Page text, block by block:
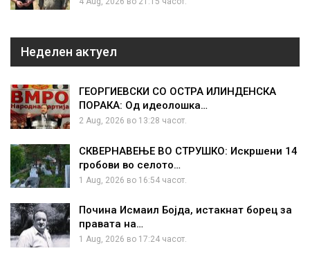
Неделен актуел
ГЕОРГИЕВСКИ СО ОСТРА ИЛИНДЕНСКА
ПОРАКА: Од идеолошка…
2 Aug, 2026 во 13:28 часот.
СКВЕРНАВЕЊЕ ВО СТРУШКО: Искршени 14
гробови во селото…
1 Aug, 2026 во 16:54 часот.
Почина Исмаил Бојда, истакнат борец за
правата на…
1 Aug, 2026 во 17:24 часот.